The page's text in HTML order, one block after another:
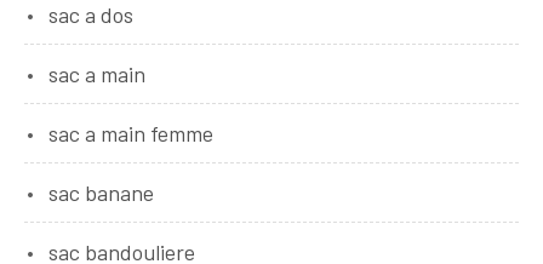
sac a dos
sac a main
sac a main femme
sac banane
sac bandouliere